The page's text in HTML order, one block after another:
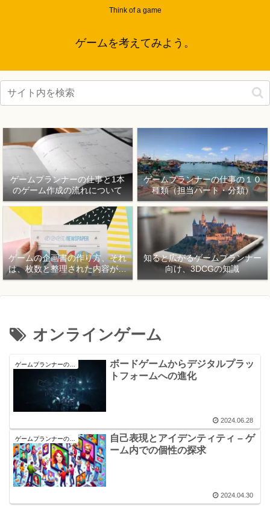
Think of a game
ゲームを考えてみよう。
ゲームプランナーの仕事と1本
のゲーム作成の流れについて
ゲームプランナーの仕事の１０
種類（担当パート・分類）
ゲームの企画書の作り方、それ
は、枚数と整理された内容が重
要！
知ると広がるゲームプランナー
向け、3DCGの知識
オンラインゲーム
ボードゲームからデジタルプラッ
トフォームへの進化
2024.06.28
ゲームプランナーの考え方
自己表現とアイデンティティ – ゲ
ーム内での個性の探求
2024.04.30